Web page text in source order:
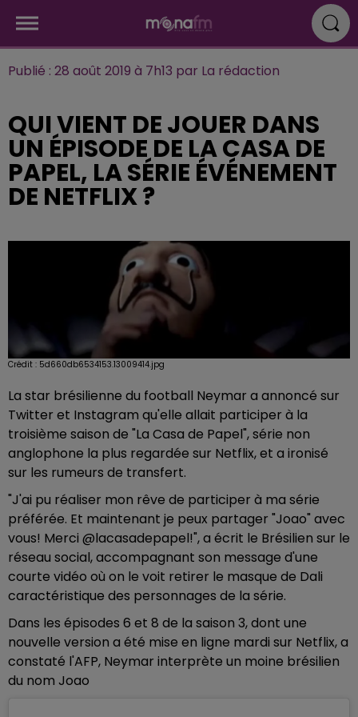
Publié : 28 août 2019 à 7h13 par La rédaction
QUI VIENT DE JOUER DANS
UN ÉPISODE DE LA CASA DE
PAPEL, LA SÉRIE ÉVÉNEMENT
DE NETFLIX ?
Crédit : 5d660db6534153.13009414.jpg
La star brésilienne du football Neymar a annoncé sur
Twitter et Instagram qu'elle allait participer à la
troisième saison de "La Casa de Papel", série non
anglophone la plus regardée sur Netflix, et a ironisé
sur les rumeurs de transfert.
"J'ai pu réaliser mon rêve de participer à ma série
préférée. Et maintenant je peux partager "Joao" avec
vous! Merci @lacasadepapel!", a écrit le Brésilien sur le
réseau social, accompagnant son message d'une
courte vidéo où on le voit retirer le masque de Dali
caractéristique des personnages de la série.
Dans les épisodes 6 et 8 de la saison 3, dont une
nouvelle version a été mise en ligne mardi sur Netflix, a
constaté l'AFP, Neymar interprète un moine brésilien
du nom Joao